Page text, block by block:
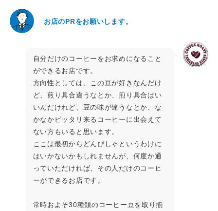
お店のPRをお願いします。
自分だけのコーヒーをお求めになること
ができるお店です。
方向性としては、この豆が好きなんだけ
ど、煎り具合違うなとか、煎り具合はい
いんだけれど、豆の味が違うなとか、な
かなかピッタリ来るコーヒーに出会えて
ない方もいると思います。
ここは最初からどんぴしゃというわけに
はいかないかもしれませんが、何度か通
っていただければ、その人だけのコーヒ
ーができるお店です。
常時およそ30種類のコーヒー豆を取り揃